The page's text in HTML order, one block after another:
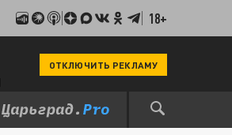
18+
ОТКЛЮЧИТЬ РЕКЛАМУ